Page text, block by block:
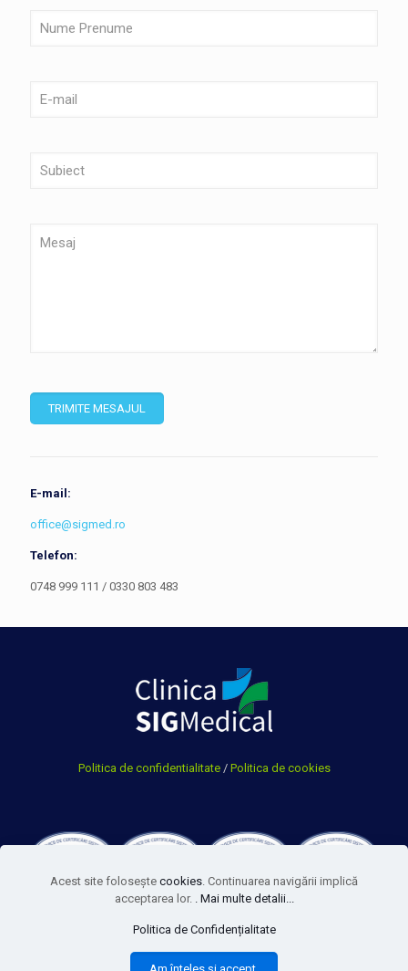
E-mail:
office@sigmed.ro
Telefon:
0748 999 111 / 0330 803 483
Politica de confidentialitate/ Politica de cookies
© 2026 SigMedical. Toate drepturile rezervate.
Acest site foloseşte cookies. Continuarea navigării implică
acceptarea lor. . Mai multe detalii...
Politica de Confidențialitate